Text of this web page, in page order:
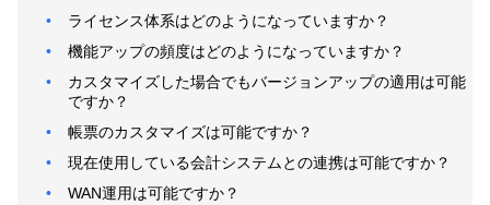
ライセンス体系はどのようになっていますか？
機能アップの頻度はどのようになっていますか？
カスタマイズした場合でもバージョンアップの適用は可能
ですか？
帳票のカスタマイズは可能ですか？
現在使用している会計システムとの連携は可能ですか？
WAN運用は可能ですか？